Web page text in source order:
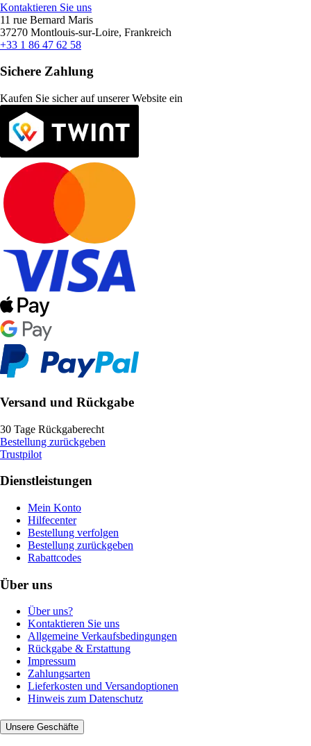
Kontaktieren Sie uns
11 rue Bernard Maris
37270 Montlouis-sur-Loire, Frankreich
+33 1 86 47 62 58
Sichere Zahlung
Kaufen Sie sicher auf unserer Website ein
Versand und Rückgabe
30 Tage Rückgaberecht
Bestellung zurückgeben
Trustpilot
Dienstleistungen
Mein Konto
Hilfecenter
Bestellung verfolgen
Bestellung zurückgeben
Rabattcodes
Über uns
Über uns?
Kontaktieren Sie uns
Allgemeine Verkaufsbedingungen
Rückgabe & Erstattung
Impressum
Zahlungsarten
Lieferkosten und Versandoptionen
Hinweis zum Datenschutz
Unsere Geschäfte